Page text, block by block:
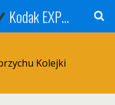
Kodak EXPRESS
Kolejki